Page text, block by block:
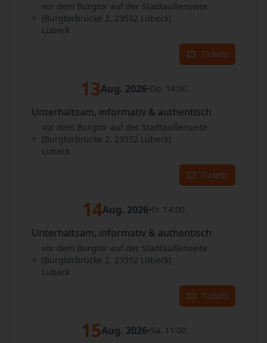
vor dem Burgtor auf der Stadtaußenseite
(Burgtorbrücke 2, 23552 Lübeck)
Lübeck
Tickets
13Aug. 2026•Do. 14:00
Unterhaltsam, informativ & authentisch
vor dem Burgtor auf der Stadtaußenseite
(Burgtorbrücke 2, 23552 Lübeck)
Lübeck
Tickets
14Aug. 2026•Fr. 14:00
Unterhaltsam, informativ & authentisch
vor dem Burgtor auf der Stadtaußenseite
(Burgtorbrücke 2, 23552 Lübeck)
Lübeck
Tickets
15Aug. 2026•Sa. 11:00